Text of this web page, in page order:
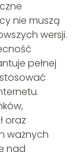
nie muszą
wersji.
pełnej
oraz
ważnych
nad